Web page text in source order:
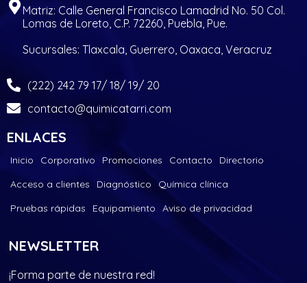
Matriz: Calle General Francisco Lamadrid No. 50 Col.
Lomas de Loreto, C.P. 72260, Puebla, Pue.
Sucursales: Tlaxcala, Guerrero, Oaxaca, Veracruz
(222) 242 79 17/ 18/ 19/ 20
contacto@quimicatarri.com
ENLACES
Inicio Corporativo Promociones Contacto
Directorio
Acceso a clientes
Diagnóstico
Química clínica
Pruebas rápidas
Equipamiento Aviso de privacidad
NEWSLETTER
¡Forma parte de nuestra red!